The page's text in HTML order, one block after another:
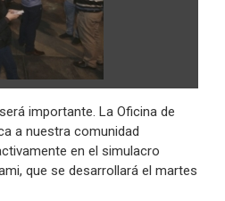
importante. La Oficina de
a nuestra comunidad
en el simulacro
que se desarrollará el martes